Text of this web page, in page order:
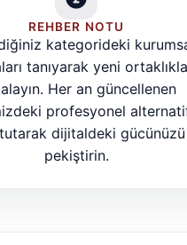
REHBER NOTU
kategorideki
tanıyarak yeni
Her an güncellenen
profesyonel
dijitaldeki gücünüzü
pekiştirin.